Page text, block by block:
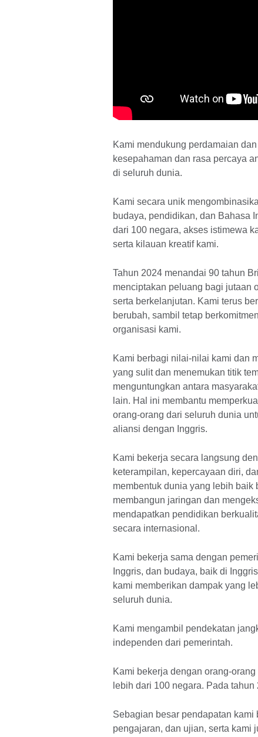
Kami mendukung perdamaian
kesepahaman dan rasa percaya
di seluruh dunia.
Kami secara unik
budaya, pendidikan, dan Bahasa
dari 100 negara, akses istimewa
serta kilauan kreatif kami.
Tahun 2024 menandai 90 tahun
menciptakan peluang bagi jutaan
serta berkelanjutan. Kami terus
berubah, sambil tetap
organisasi kami.
Kami berbagi nilai-nilai kami dan
yang sulit dan menemukan titik
menguntungkan antara
lain. Hal ini membantu
orang-orang dari seluruh dunia
aliansi dengan Inggris.
Kami bekerja secara langsung
keterampilan, kepercayaan diri,
membentuk dunia yang lebih baik
membangun jaringan dan
mendapatkan pendidikan
secara internasional.
Kami bekerja sama dengan
Inggris, dan budaya, baik di
kami memberikan dampak yang
seluruh dunia.
Kami mengambil pendekatan
independen dari pemerintah.
Kami bekerja dengan orang-
lebih dari 100 negara. Pada
Sebagian besar pendapatan
pengajaran, dan ujian, serta kami